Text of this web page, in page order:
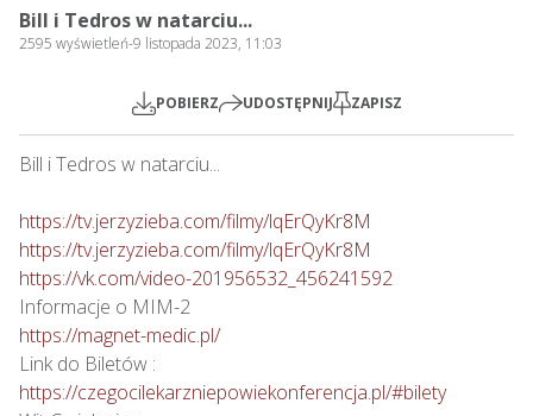
Bill i Tedros w natarciu...
2595 wyświetleń-9 listopada 2023, 11:03
POBIERZ UDOSTĘPNIJ ZAPISZ
Bill i Tedros w natarciu...
https://tv.jerzyzieba.com/filmy/lqErQyKr8M
https://tv.jerzyzieba.com/filmy/lqErQyKr8M
https://vk.com/video-201956532_456241592
https://magnet-medic.pl/
https://czegocilekarzniepowiekonferencja.pl/#bilety